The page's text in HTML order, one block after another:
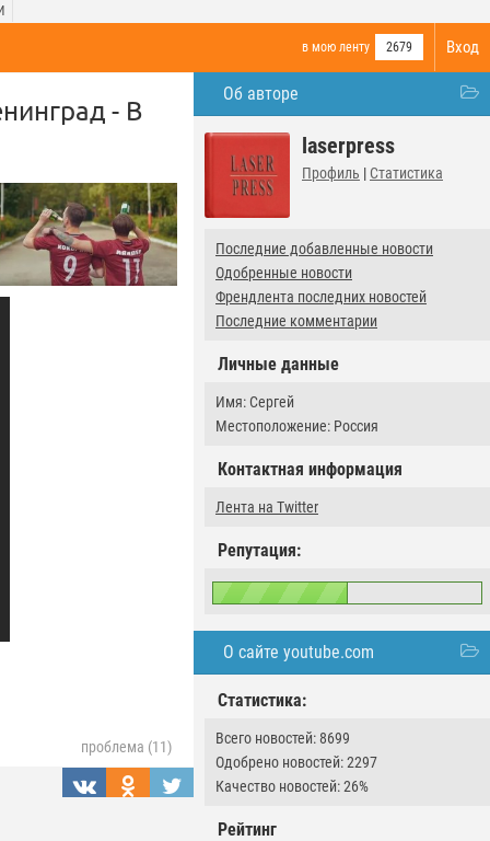
Вход
в мою ленту 2679
Об авторе
laserpress
Профиль | Статистика
Последние добавленные новости
Одобренные новости
Френдлента последних новостей
Последние комментарии
Личные данные
Имя: Сергей
Местоположение: Россия
Контактная информация
Лента на Twitter
Репутация:
О сайте youtube.com
Статистика:
Всего новостей: 8699
Одобрено новостей: 2297
Качество новостей: 26%
Рейтинг
- В
проблема (11)